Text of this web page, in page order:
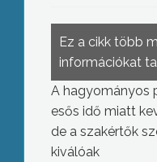
Ez a cikk több
információkat
A hagyományos
esős idő miatt
de a szakértők
kiválóak